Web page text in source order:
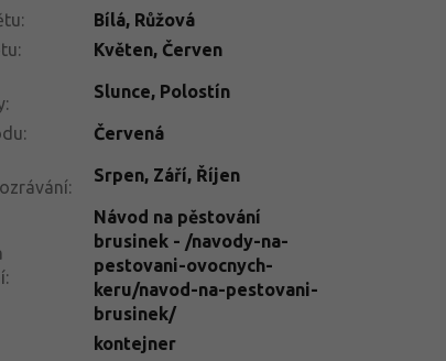
:
Bílá, Růžová
:
Květen, Červen
:
Slunce, Polostín
:
Červená
:
Srpen, Září, Říjen
:
Návod na pěstování
brusinek - /navody-na-
pestovani-ovocnych-
keru/navod-na-pestovani-
brusinek/
kontejner